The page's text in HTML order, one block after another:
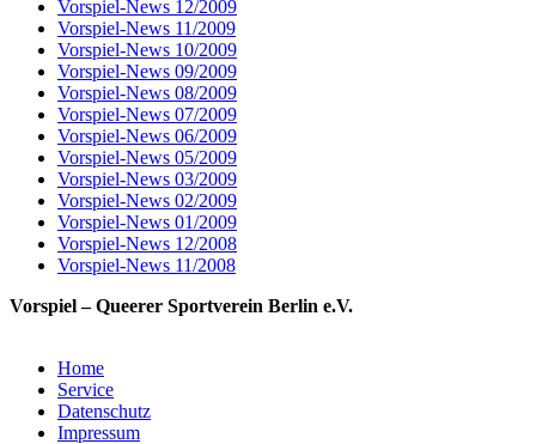
Vorspiel-News 12/2009
Vorspiel-News 11/2009
Vorspiel-News 10/2009
Vorspiel-News 09/2009
Vorspiel-News 08/2009
Vorspiel-News 07/2009
Vorspiel-News 06/2009
Vorspiel-News 05/2009
Vorspiel-News 03/2009
Vorspiel-News 02/2009
Vorspiel-News 01/2009
Vorspiel-News 12/2008
Vorspiel-News 11/2008
Vorspiel – Queerer Sportverein Berlin e.V.
Home
Service
Datenschutz
Impressum